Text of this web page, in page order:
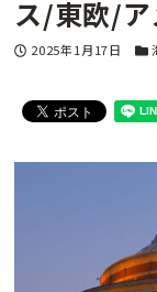
ス/東欧/ア
投稿日
2025年1月17日 カ